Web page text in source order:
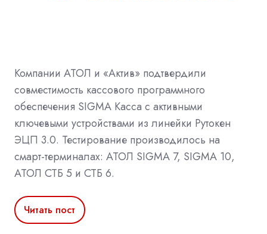
Компании АТОЛ и «Актив» подтвердили
совместимость кассового программного
обеспечения SIGMA Касса с активными
ключевыми устройствами из линейки Рутокен
ЭЦП 3.0. Тестирование производилось на
смарт-терминалах: АТОЛ SIGMA 7, SIGMA 10,
АТОЛ СТБ 5 и СТБ 6.
Читать пост